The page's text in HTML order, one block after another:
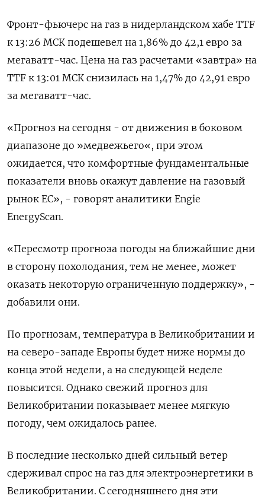
Фронт-фьючерс на газ в нидерландском хабе TTF
к 13:26 МСК подешевел на 1,86% до 42,1 евро за
мегаватт-час. Цена на газ расчетами «завтра» на
TTF к 13:01 МСК снизилась на 1,47% до 42,91 евро
за мегаватт-час.
«Прогноз на сегодня - от движения в боковом
диапазоне до »медвежьего«, при этом
ожидается, что комфортные фундаментальные
показатели вновь окажут давление на газовый
рынок ЕС», - говорят аналитики Engie
EnergyScan.
«Пересмотр прогноза погоды на ближайшие дни
в сторону похолодания, тем не менее, может
оказать некоторую ограниченную поддержку», -
добавили они.
По прогнозам, температура в Великобритании и
на северо-западе Европы будет ниже нормы до
конца этой недели, а на следующей неделе
повысится. Однако свежий прогноз для
Великобритании показывает менее мягкую
погоду, чем ожидалось ранее.
В последние несколько дней сильный ветер
сдерживал спрос на газ для электроэнергетики в
Великобритании. С сегодняшнего дня эти